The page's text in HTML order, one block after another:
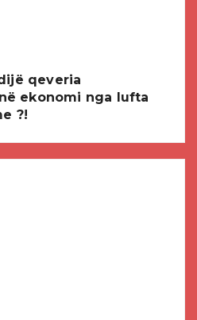
qeveria
ekonomi nga lufta
?!